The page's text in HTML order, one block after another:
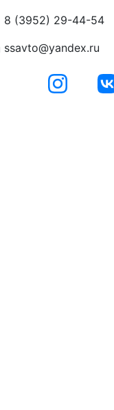
8 (3952) 29-44-54
ssavto@yandex.ru